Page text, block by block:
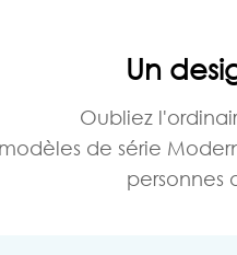
Un
Oubliez
de série
personnes